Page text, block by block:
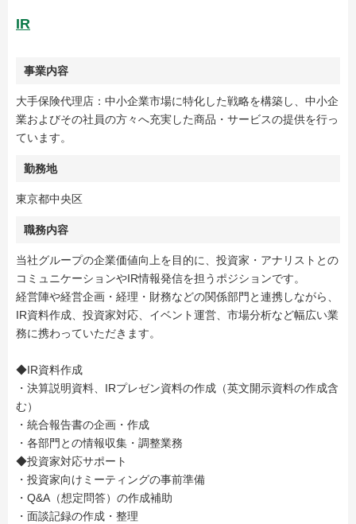
IR
事業内容
大手保険代理店：中小企業市場に特化した戦略を構築し、中小企
業およびその社員の方々へ充実した商品・サービスの提供を行っ
ています。
勤務地
東京都中央区
職務内容
当社グループの企業価値向上を目的に、投資家・アナリストとの
コミュニケーションやIR情報発信を担うポジションです。
経営陣や経営企画・経理・財務などの関係部門と連携しながら、
IR資料作成、投資家対応、イベント運営、市場分析など幅広い業
務に携わっていただきます。
◆IR資料作成
・決算説明資料、IRプレゼン資料の作成（英文開示資料の作成含
む）
・統合報告書の企画・作成
・各部門との情報収集・調整業務
◆投資家対応サポート
・投資家向けミーティングの事前準備
・Q&A（想定問答）の作成補助
・面談記録の作成・整理